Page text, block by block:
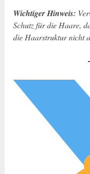
Wichtiger Hinweis:
Schutz für die Haare,
die Haarstruktur nicht